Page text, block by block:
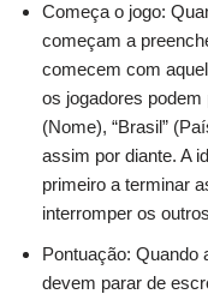
Começa o jogo:
começam a
comecem com
os jogadores podem
(Nome), “Brasil”
assim por diante. A
primeiro a terminar
interromper os
Pontuação: Quando
devem parar de